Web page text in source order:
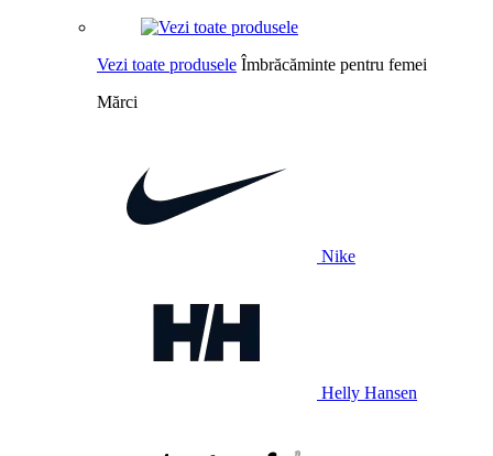
Vezi toate produsele Îmbrăcăminte pentru femei
Mărci
Nike
Helly Hansen